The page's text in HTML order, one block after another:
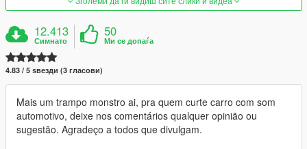
12.413
Симнато
50
Ми се допаѓа
4.83 / 5 ѕвезди (3 гласови)
Mais um trampo monstro ai, pra quem curte carro com som
automotivo, deixe nos comentários qualquer opinião ou
sugestão. Agradeço a todos que divulgam.